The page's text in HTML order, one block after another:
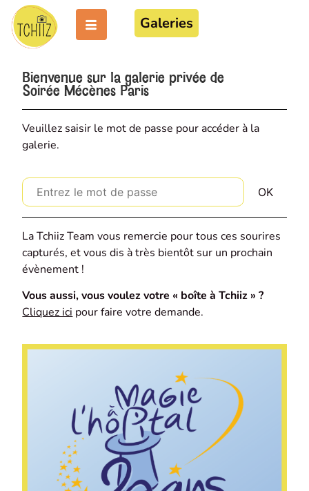
Galeries
Bienvenue sur la galerie privée de
Soirée Mécènes Paris
Veuillez saisir le mot de passe pour accéder à la
galerie.
La Tchiiz Team vous remercie pour tous ces sourires
capturés, et vous dis à très bientôt sur un prochain
évènement !
Vous aussi, vous voulez votre « boîte à Tchiiz » ?
Cliquez ici pour faire votre demande.